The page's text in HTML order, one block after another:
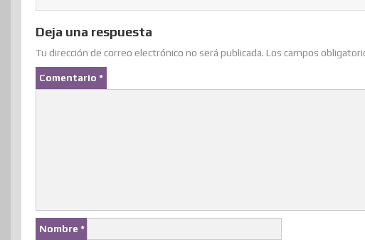
Deja una respuesta
Tu dirección de correo electrónico no será publicada. Los campos
Comentario *
Nombre *